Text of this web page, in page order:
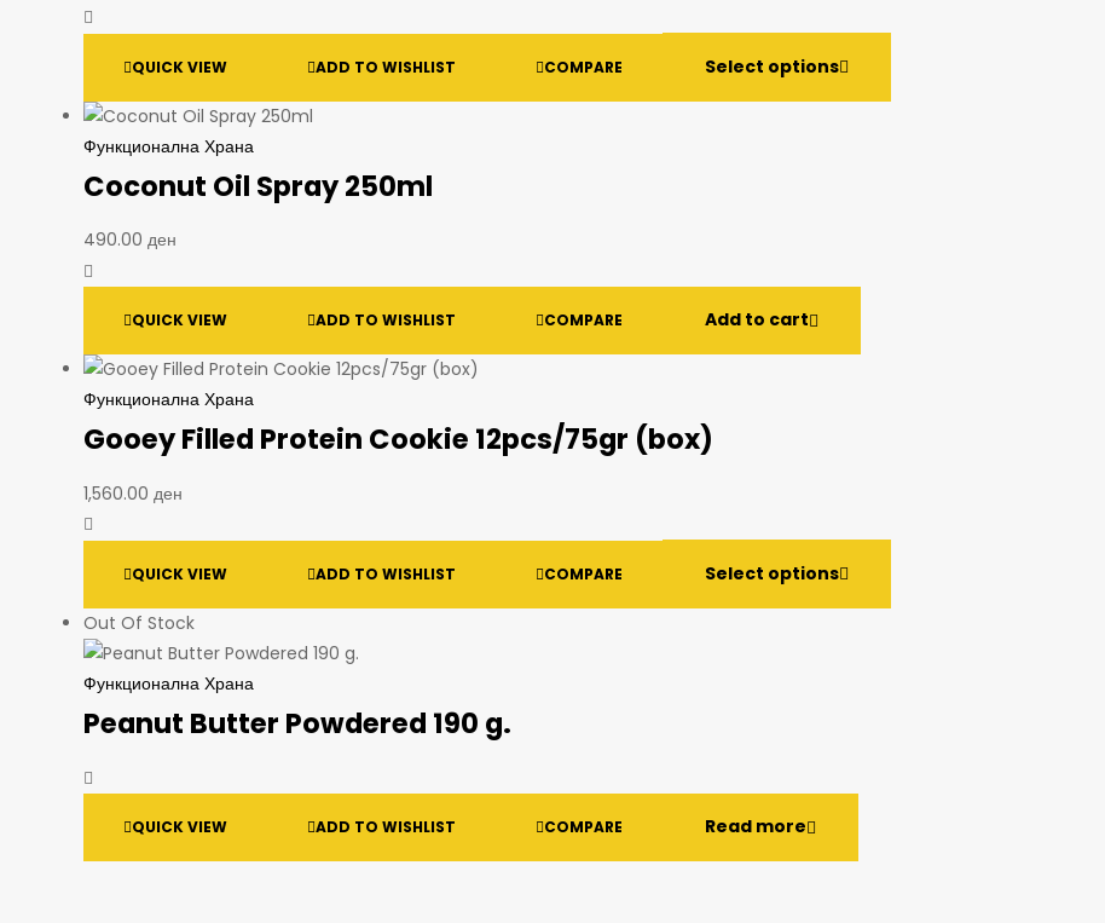
QUICK VIEW ADD TO WISHLIST COMPARE Select options
Функционална Храна
Coconut Oil Spray 250ml
490.00 ден
QUICK VIEW ADD TO WISHLIST COMPARE Add to cart
Функционална Храна
Gooey Filled Protein Cookie 12pcs/75gr (box)
1,560.00 ден
QUICK VIEW ADD TO WISHLIST COMPARE Select options
Out Of Stock
Функционална Храна
Peanut Butter Powdered 190 g.
QUICK VIEW ADD TO WISHLIST COMPARE Read more